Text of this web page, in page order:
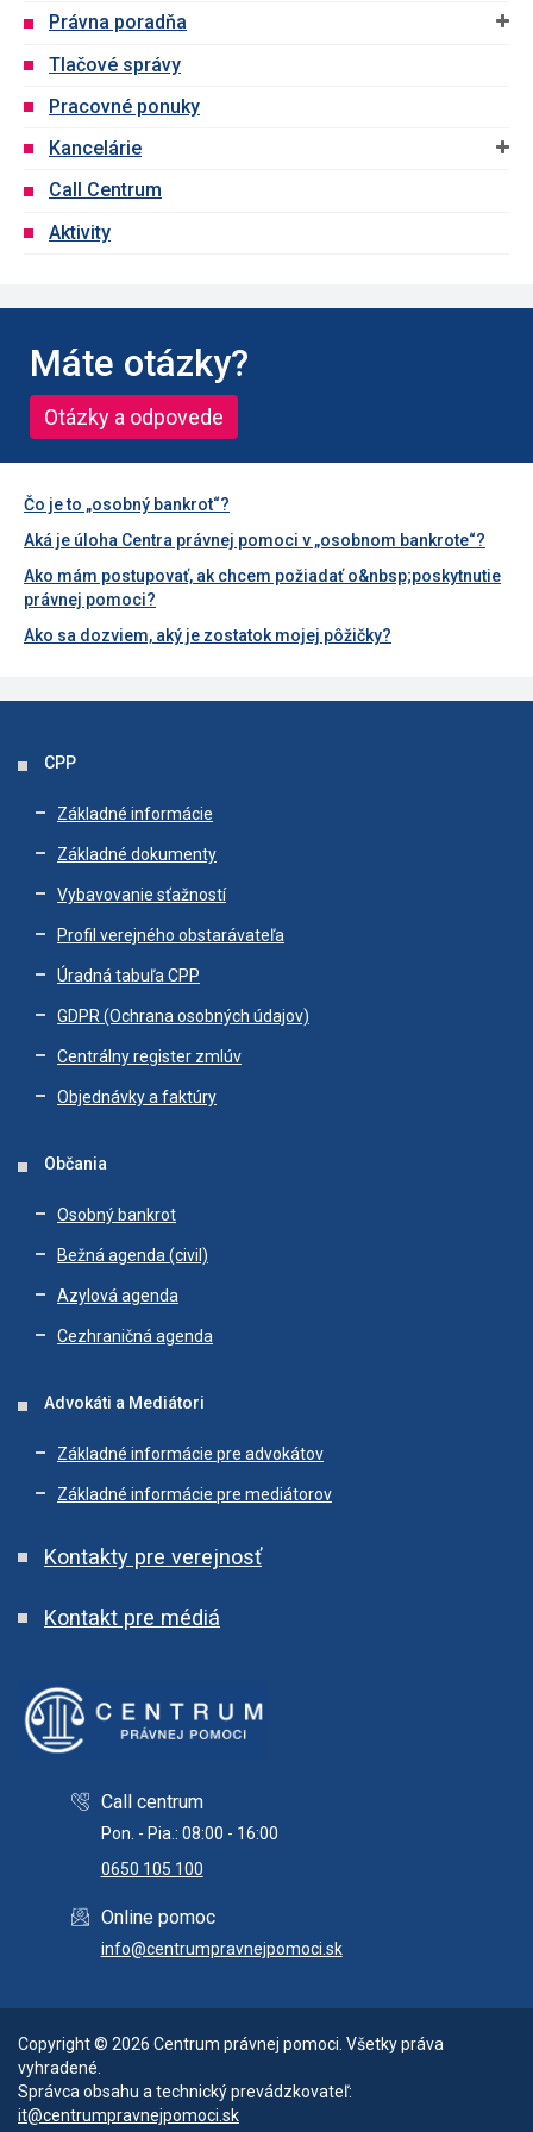
Právna poradňa
Tlačové správy
Pracovné ponuky
Kancelárie
Call Centrum
Aktivity
Máte otázky?
Otázky a odpovede
Čo je to „osobný bankrot“?
Aká je úloha Centra právnej pomoci v „osobnom bankrote“?
Ako mám postupovať, ak chcem požiadať o&nbsp;poskytnutie
právnej pomoci?
Ako sa dozviem, aký je zostatok mojej pôžičky?
CPP
Základné informácie
Základné dokumenty
Vybavovanie sťažností
Profil verejného obstarávateľa
Úradná tabuľa CPP
GDPR (Ochrana osobných údajov)
Centrálny register zmlúv
Objednávky a faktúry
Občania
Osobný bankrot
Bežná agenda (civil)
Azylová agenda
Cezhraničná agenda
Advokáti a Mediátori
Základné informácie pre advokátov
Základné informácie pre mediátorov
Kontakty pre verejnosť
Kontakt pre médiá
Call centrum
Pon. - Pia.: 08:00 - 16:00
0650 105 100
Online pomoc
info@centrumpravnejpomoci.sk
Copyright © 2026 Centrum právnej pomoci. Všetky práva
vyhradené.
Správca obsahu a technický prevádzkovateľ:
it@centrumpravnejpomoci.sk